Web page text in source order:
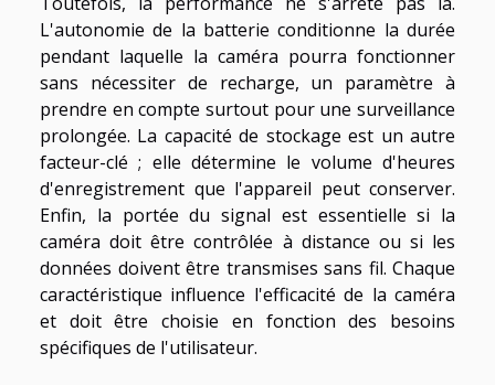
L'autonomie de la batterie conditionne la durée
pendant laquelle la caméra pourra fonctionner
sans nécessiter de recharge, un paramètre à
prendre en compte surtout pour une surveillance
prolongée. La capacité de stockage est un autre
facteur-clé ; elle détermine le volume d'heures
d'enregistrement que l'appareil peut conserver.
Enfin, la portée du signal est essentielle si la
caméra doit être contrôlée à distance ou si les
données doivent être transmises sans fil. Chaque
caractéristique influence l'efficacité de la caméra
et doit être choisie en fonction des besoins
spécifiques de l'utilisateur.